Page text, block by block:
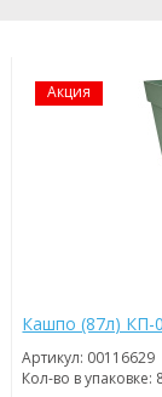
Акция
Кашпо (87л) КП-
Артикул: 00116629
Кол-во в упаковке: